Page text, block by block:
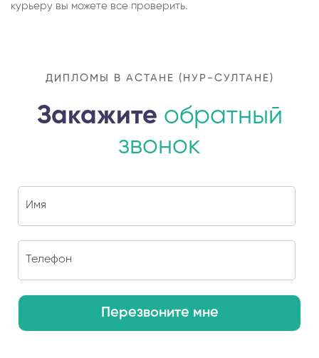
курьеру вы можете все проверить.
ДИПЛОМЫ В АСТАНЕ (НУР-СУЛТАНЕ)
Закажите обратный
звонок
Перезвоните мне